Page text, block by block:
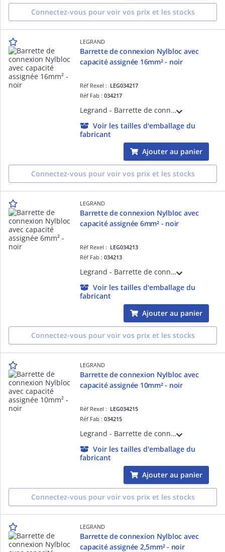
Connectez-vous pour voir vos prix et les stocks
LEGRAND
Barrette de connexion Nylbloc avec
capacité assignée 16mm² - noir
Réf Rexel : LEG034217
Réf Fab :034217
Legrand - Barrette de connexion Nylbloc - capacité 16mm ² - noir
Voir les tailles d'emballage du
fabricant
Ajouter au panier
Connectez-vous pour voir vos prix et les stocks
LEGRAND
Barrette de connexion Nylbloc avec
capacité assignée 6mm² - noir
Réf Rexel : LEG034213
Réf Fab :034213
Legrand - Barrette de connexion Nylbloc - capacité 6mm ² - noir
Voir les tailles d'emballage du
fabricant
Ajouter au panier
Connectez-vous pour voir vos prix et les stocks
LEGRAND
Barrette de connexion Nylbloc avec
capacité assignée 10mm² - noir
Réf Rexel : LEG034215
Réf Fab :034215
Legrand - Barrette de connexion Nylbloc - capacité 10mm ² - noir
Voir les tailles d'emballage du
fabricant
Ajouter au panier
Connectez-vous pour voir vos prix et les stocks
LEGRAND
Barrette de connexion Nylbloc avec
capacité assignée 2,5mm² - noir